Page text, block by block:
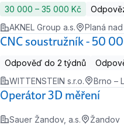
30 000 ‍–‍ 35 000 Kč
AKNEL Group a.s.
Planá
CNC soustružník - 50
Odpověď do 2 týdnů
WITTENSTEIN s.r.o.
Brno –
Operátor 3D měření
Sauer Žandov, a.s. Žandov